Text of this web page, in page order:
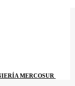
MERCOSUR